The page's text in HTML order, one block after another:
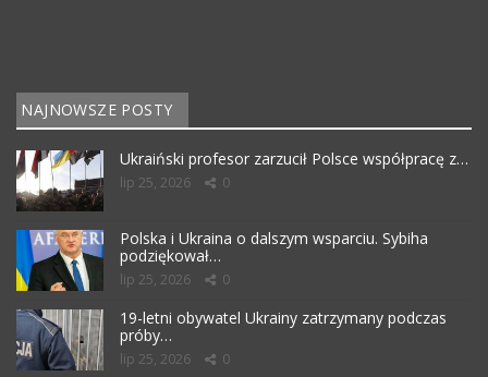
NAJNOWSZE POSTY
Ukraiński profesor zarzucił Polsce współpracę z…
lip 25, 2026 0
Polska i Ukraina o dalszym wsparciu. Sybiha
podziękował…
lip 25, 2026 0
19-letni obywatel Ukrainy zatrzymany podczas
próby…
lip 25, 2026 0